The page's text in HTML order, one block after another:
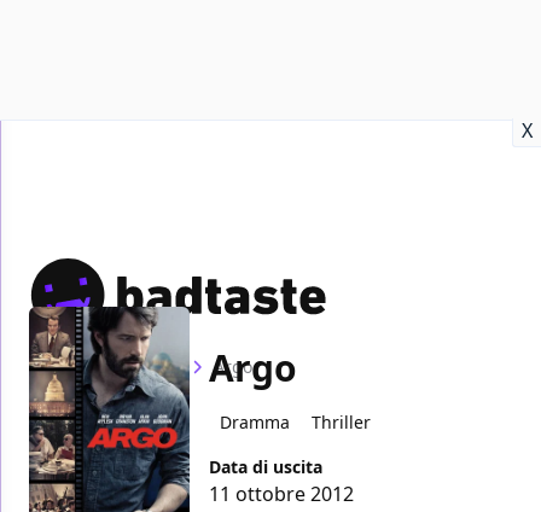
X
Home Film Argo
Argo
Dramma
Thriller
Data di uscita
11 ottobre 2012